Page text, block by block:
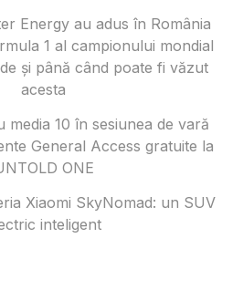
Energy au adus în România
1 al campionului mondial
și până când poate fi văzut
acesta
media 10 în sesiunea de vară
General Access gratuite la
ONE
Xiaomi SkyNomad: un SUV
inteligent